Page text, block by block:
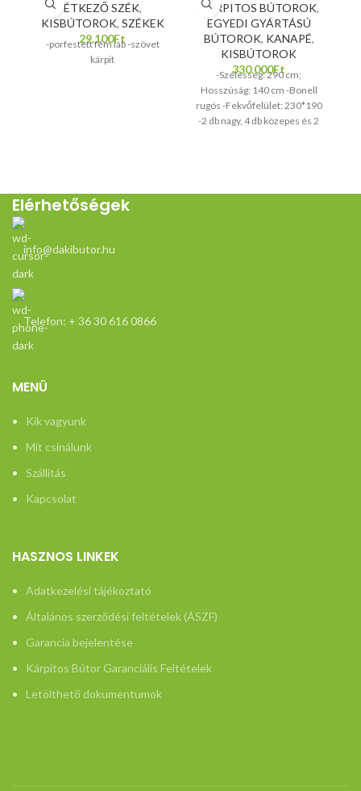
ÉTKEZŐ SZÉK,
KISBÚTOROK, SZÉKEK
29.100Ft
-porfestett fém láb -szövet
kárpit
KÁRPITOS BÚTOROK,
EGYEDI GYÁRTÁSÚ
BÚTOROK, KANAPÉ,
KISBÚTOROK
330.000Ft
-Szélesség: 290 cm;
Hosszúság: 140 cm -Bonell
rugós -Fekvőfelület: 230*190
-2 db nagy, 4 db közepes és 2
rel, csökkentésnél egyszeri
Elérhetőségek
info@dakibutor.hu
Telefon: + 36 30 616 0866
MENÜ
Kik vagyunk
Mit csinálunk
Szállítás
Kapcsolat
HASZNOS LINKEK
Adatkezelési tájékoztató
Általános szerződési feltételek (ÁSZF)
Garancia bejelentése
Kárpitos Bútor Garanciális Feltételek
Letölthető dokumentumok